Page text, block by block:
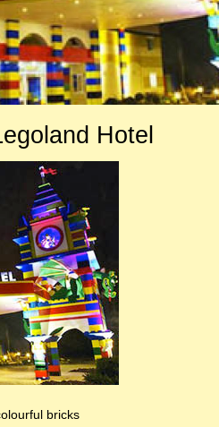
Hotel
bricks